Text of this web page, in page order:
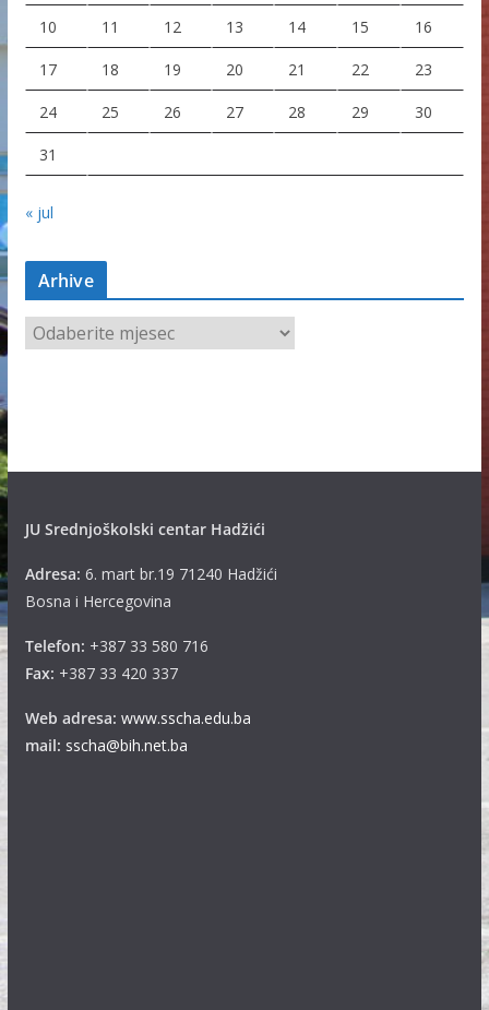
10 11 12 13 14 15 16
17 18 19 20 21 22 23
24 25 26 27 28 29 30
31
« jul
Arhive
A
r
JU Srednjoškolski centar Hadžići
Adresa: 6. mart br.19 71240 Hadžići
Bosna i Hercegovina
Telefon: +387 33 580 716
Fax: +387 33 420 337
Web adresa: www.sscha.edu.ba
mail: sscha@bih.net.ba